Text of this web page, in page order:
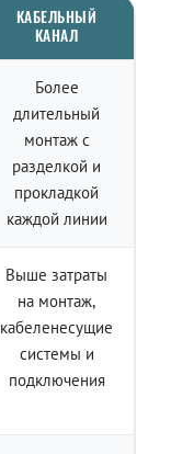
КАБЕЛЬНЫЙ
КАНАЛ
Более
длительный
монтаж с
разделкой и
прокладкой
каждой линии
Выше затраты
на монтаж,
кабеленесущие
системы и
подключения